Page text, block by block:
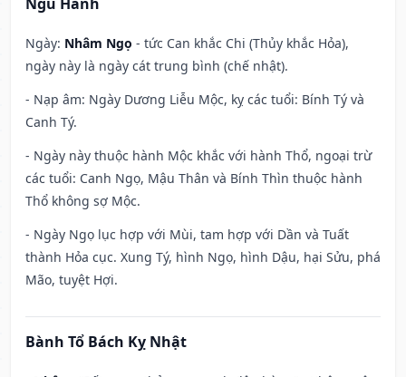
Ngày: Nhâm Ngọ - tức Can khắc Chi (Thủy khắc Hỏa),
ngày này là ngày cát trung bình (chế nhật).
- Nạp âm: Ngày Dương Liễu Mộc, kỵ các tuổi: Bính Tý và
Canh Tý.
- Ngày này thuộc hành Mộc khắc với hành Thổ, ngoại trừ
các tuổi: Canh Ngọ, Mậu Thân và Bính Thìn thuộc hành
Thổ không sợ Mộc.
- Ngày Ngọ lục hợp với Mùi, tam hợp với Dần và Tuất
thành Hỏa cục. Xung Tý, hình Ngọ, hình Dậu, hại Sửu, phá
Mão, tuyệt Hợi.
Bành Tổ Bách Kỵ Nhật